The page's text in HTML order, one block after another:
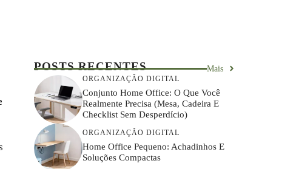
POSTS RECENTES Mais
ORGANIZAÇÃO DIGITAL
Conjunto Home Office: O Que Você
Realmente Precisa (mesa, Cadeira E
Checklist Sem Desperdício)
ORGANIZAÇÃO DIGITAL
Home Office Pequeno: Achadinhos E
Soluções Compactas